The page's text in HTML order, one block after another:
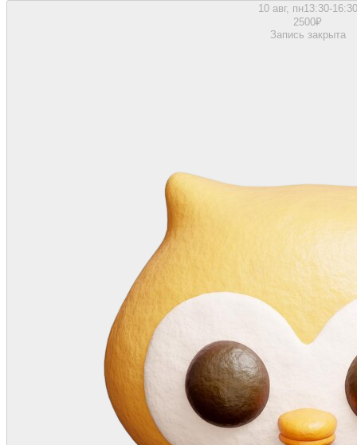
10 авг, пн13:30-16:30
2500₽
Запись закрыта